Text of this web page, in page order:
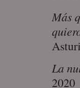
Más
La
2020